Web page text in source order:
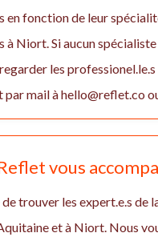
en fonction de leur
Niort. Si aucun
les
mail à hello@reflet.co
vous
trouver les expert.e.s de
et à Niort. Nous